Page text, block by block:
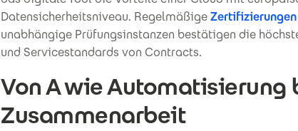
Datensicherheitsniveau. RegelmäßigeZertifizierungen
unabhängige Prüfungsinstanzen bestätigen die
und Servicestandards von Contracts.
Von A wie Automatisierung
Zusammenarbeit